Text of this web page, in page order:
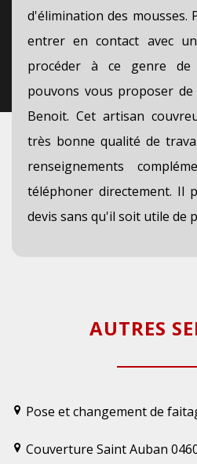
d'élimination des mousses.
entrer en contact avec
procéder à ce genre de
pouvons vous proposer
Benoit. Cet artisan
très bonne qualité de
renseignements
téléphoner directement. Il
devis sans qu'il soit utile de
AUTRES
Pose et changement de
Couverture Saint Auban